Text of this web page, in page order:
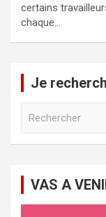
certains
chaque…
Je
c
VAS A